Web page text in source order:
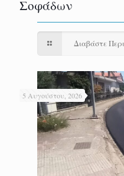
Σοφάδων
Διαβάστε
5 Αυγούστου, 2026